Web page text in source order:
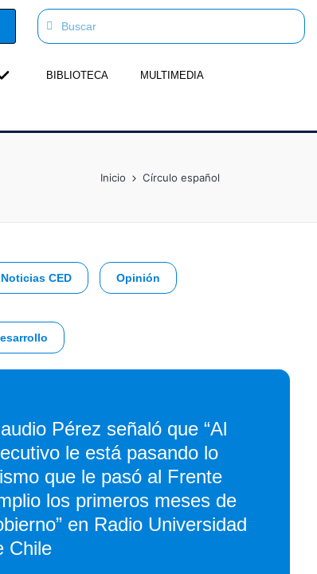
BIBLIOTECA MULTIMEDIA
Inicio Círculo español
Noticias CED Opinión
Pérez señaló que “Al
le está pasando lo
que le pasó al Frente
los primeros meses de
en Radio Universidad
Chile